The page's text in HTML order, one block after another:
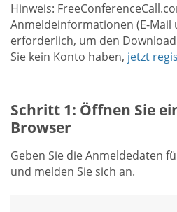
Hinweis:
Anmeldeinformationen (E-Mail
erforderlich, um den
Sie kein Konto haben, jetzt
Schritt 1: Öffnen Sie
Browser
Geben Sie die Anmeldedaten
und melden Sie sich an.